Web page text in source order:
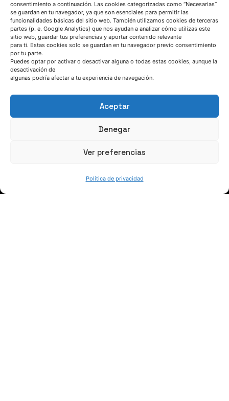
consentimiento a continuación. Las cookies categorizadas como “Necesarias”
se guardan en tu navegador, ya que son esenciales para permitir las
funcionalidades básicas del sitio web. También utilizamos cookies de terceras
partes (p. e. Google Analytics) que nos ayudan a analizar cómo utilizas este
sitio web, guardar tus preferencias y aportar contenido relevante
para ti. Estas cookies solo se guardan en tu navegador previo consentimiento
por tu parte.
Puedes optar por activar o desactivar alguna o todas estas cookies, aunque la
desactivación de
algunas podría afectar a tu experiencia de navegación.
Aceptar
Denegar
Ver preferencias
Política de privacidad
HABLEMOS
(+34) 946 215 470